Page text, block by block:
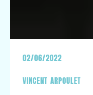
02/06/2022
VINCENT ARPOULET